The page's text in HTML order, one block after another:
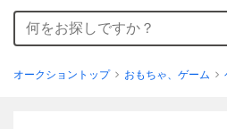
オークショントップ おもちゃ、ゲーム